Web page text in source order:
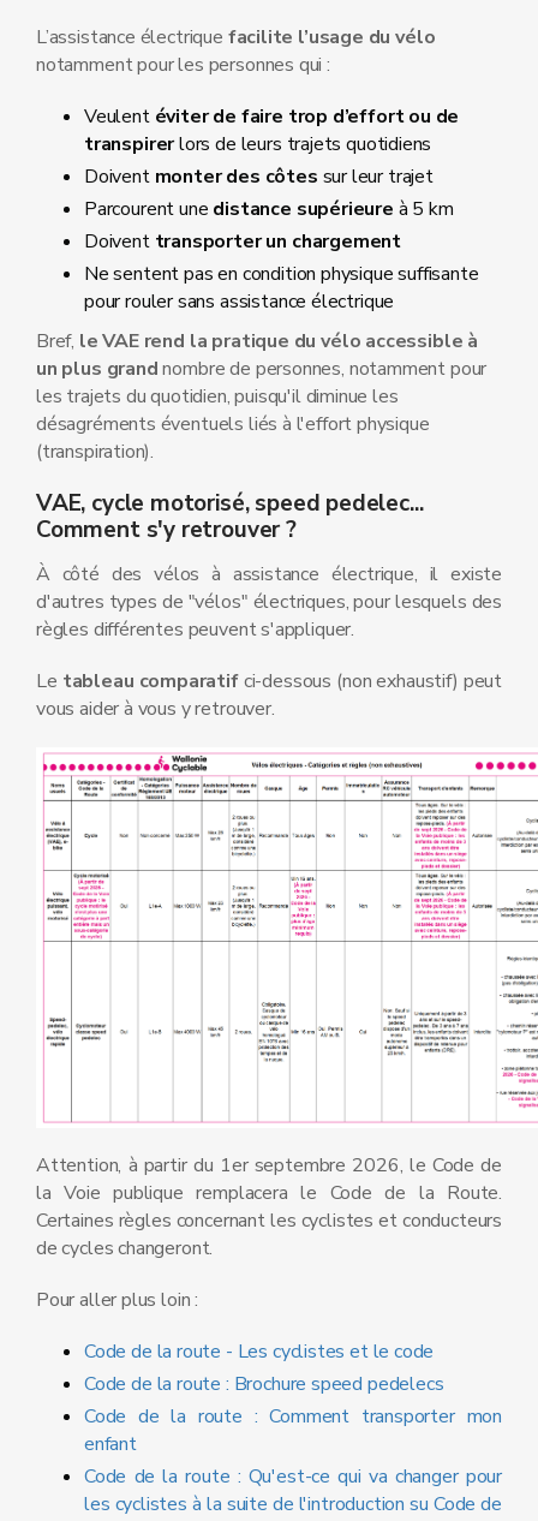
L’assistance électrique facilite l’usage du vélo
notamment pour les personnes qui :
Veulent éviter de faire trop d’effort ou de
transpirerlors de leurs trajets quotidiens
Doivent monter des côtes sur leur trajet
Parcourent une distance supérieure à 5 km
Doivent transporter un chargement
Ne sentent pas en condition physique suffisante
pour rouler sans assistance électrique
Bref, le VAE rend la pratique du vélo accessible à
un plus grandnombre de personnes, notamment pour
les trajets du quotidien, puisqu'il diminue les
désagréments éventuels liés à l'effort physique
(transpiration).
VAE, cycle motorisé, speed pedelec...
Comment s'y retrouver ?
À côté des vélos à assistance électrique, il existe
d'autres types de "vélos" électriques, pour lesquels des
règles différentes peuvent s'appliquer.
Le tableau comparatifci-dessous (non exhaustif) peut
vous aider à vous y retrouver.
Attention, à partir du 1er septembre 2026, le Code de
la Voie publique remplacera le Code de la Route.
Certaines règles concernant les cyclistes et conducteurs
de cycles changeront.
Pour aller plus loin :
Code de la route - Les cyclistes et le code
Code de la route : Brochure speed pedelecs
Code de la route : Comment transporter mon
enfant
Code de la route : Qu'est-ce qui va changer pour
les cyclistes à la suite de l'introduction su Code de